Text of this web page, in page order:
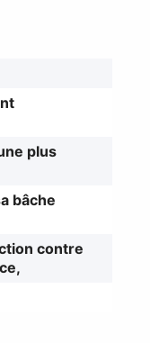
plus
bâche
contre